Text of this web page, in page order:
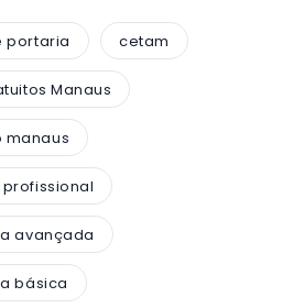
portaria cetam
Manaus
avançada
básica